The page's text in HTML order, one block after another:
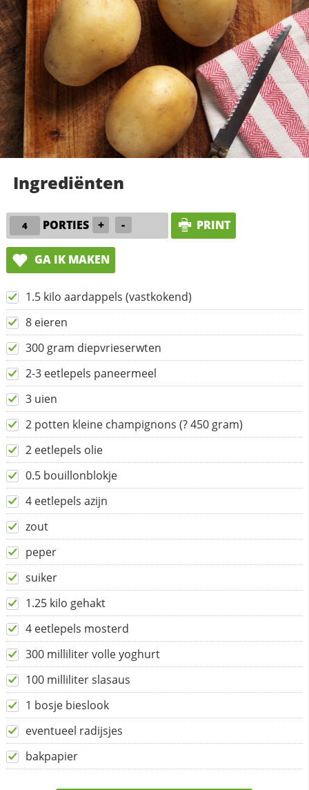
Ingrediënten
PORTIES + - PRINT
GA IK MAKEN
1.5 kilo aardappels (vastkokend)
8 eieren
300 gram diepvrieserwten
2-3 eetlepels paneermeel
3 uien
2 potten kleine champignons (? 450 gram)
2 eetlepels olie
0.5 bouillonblokje
4 eetlepels azijn
zout
peper
suiker
1.25 kilo gehakt
4 eetlepels mosterd
300 milliliter volle yoghurt
100 milliliter slasaus
1 bosje bieslook
eventueel radijsjes
bakpapier